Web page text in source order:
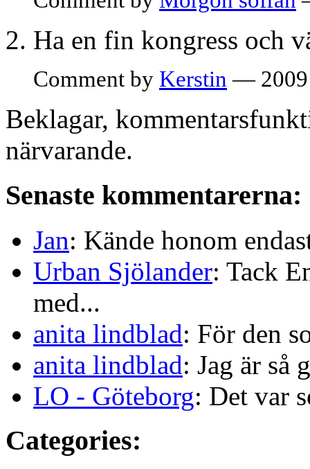
Ha en fin kongress och
Comment by Kerstin — 2009
Beklagar,
närvarande.
Senaste kommentarerna:
Jan: Kände honom
Urban Sjölander: Tack
med...
anita lindblad: För den
anita lindblad: Jag är så
LO - Göteborg: Det var
Categories: